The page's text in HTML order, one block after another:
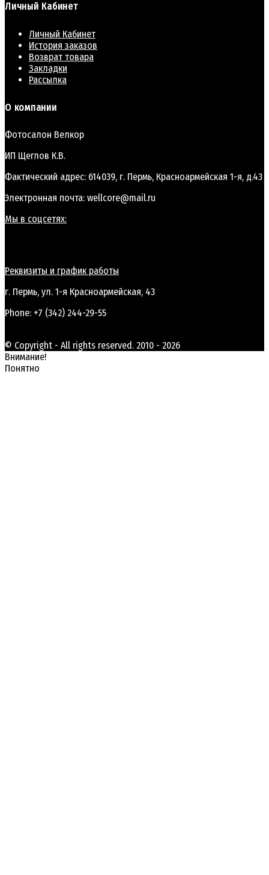
Личный Кабинет
Личный Кабинет
История заказов
Возврат товара
Закладки
Рассылка
О компании
Фотосалон Велкор
ИП Щеглов К.В.
Фактический адрес: 614039, г. Пермь, Красноармейская 1-я, д.43
Электронная почта: wellcore@mail.ru
Мы в соцсетях:
Реквизиты и график работы
г. Пермь, ул. 1-я Красноармейская, 43
Phone: +7 (342) 244-29-55
© Copyright - All rights reserved. 2010 - 2026
Внимание!
Понятно